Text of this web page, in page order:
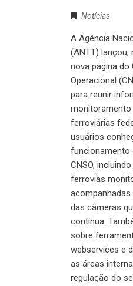
Notícias
A Agência
(ANTT) lançou,
nova página do
Operacional
para reunir
ferroviárias
usuários
funcionamento
CNSO,
ferrovias
das câmeras
contínua.
sobre
webservices e
as áreas
regulação do